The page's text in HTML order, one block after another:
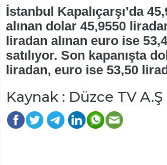
İstanbul Kapalıçarşı’da
alınan dolar 45,9550
liradan alınan euro ise
satılıyor. Son kapanışta
liradan, euro ise 53,50
Kaynak : Düzce TV A.Ş